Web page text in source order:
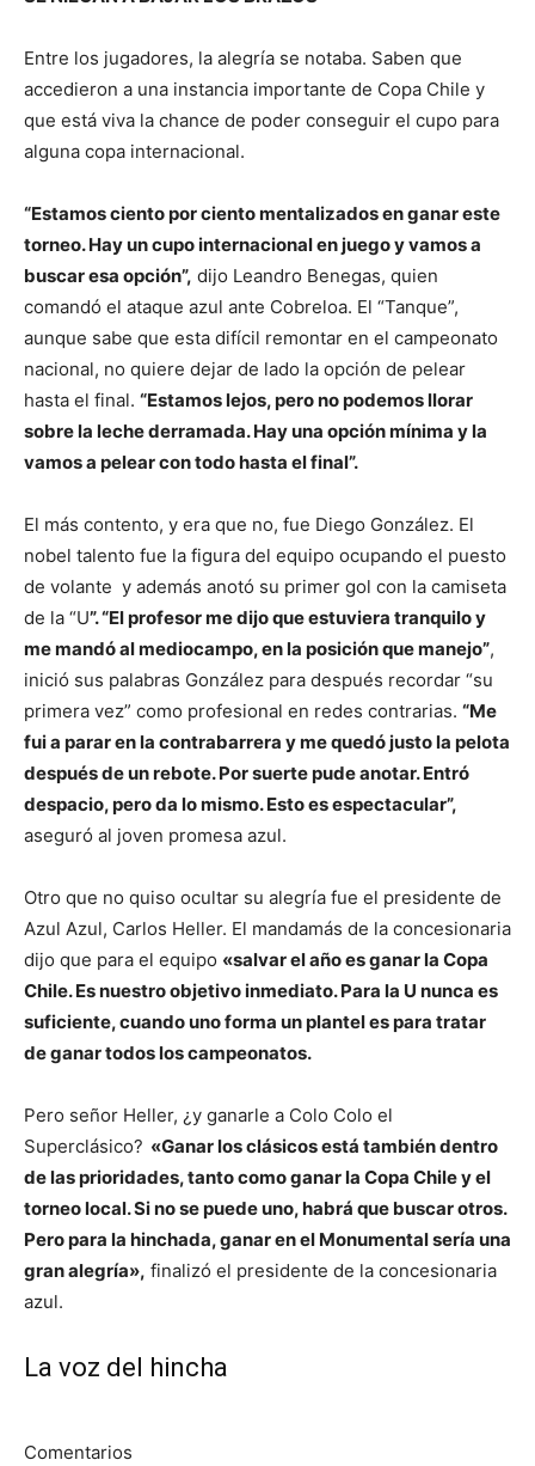
Entre los jugadores, la alegría se notaba. Saben que
accedieron a una instancia importante de Copa Chile y
que está viva la chance de poder conseguir el cupo para
alguna copa internacional.
“Estamos ciento por ciento mentalizados en ganar este
torneo. Hay un cupo internacional en juego y vamos a
buscar esa opción”, dijo Leandro Benegas, quien
comandó el ataque azul ante Cobreloa. El “Tanque”,
aunque sabe que esta difícil remontar en el campeonato
nacional, no quiere dejar de lado la opción de pelear
hasta el final. “Estamos lejos, pero no podemos llorar
sobre la leche derramada. Hay una opción mínima y la
vamos a pelear con todo hasta el final”.
El más contento, y era que no, fue Diego González. El
nobel talento fue la figura del equipo ocupando el puesto
de volante y además anotó su primer gol con la camiseta
de la “U”. “El profesor me dijo que estuviera tranquilo y
me mandó al mediocampo, en la posición que manejo”,
inició sus palabras González para después recordar “su
primera vez” como profesional en redes contrarias. “Me
fui a parar en la contrabarrera y me quedó justo la pelota
después de un rebote. Por suerte pude anotar. Entró
despacio, pero da lo mismo. Esto es espectacular”,
aseguró al joven promesa azul.
Otro que no quiso ocultar su alegría fue el presidente de
Azul Azul, Carlos Heller. El mandamás de la concesionaria
dijo que para el equipo «salvar el año es ganar la Copa
Chile. Es nuestro objetivo inmediato. Para la U nunca es
suficiente, cuando uno forma un plantel es para tratar
de ganar todos los campeonatos.
Pero señor Heller, ¿y ganarle a Colo Colo el
Superclásico? «Ganar los clásicos está también dentro
de las prioridades, tanto como ganar la Copa Chile y el
torneo local. Si no se puede uno, habrá que buscar otros.
Pero para la hinchada, ganar en el Monumental sería una
gran alegría», finalizó el presidente de la concesionaria
azul.
La voz del hincha
Comentarios